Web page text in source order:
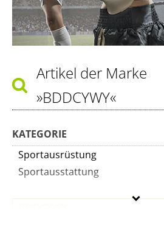
Artikel der Marke
»BDDCYWY«
KATEGORIE
Sportausrüstung
Sportausstattung